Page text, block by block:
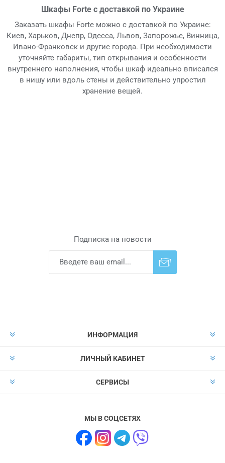
Шкафы Forte с доставкой по Украине
Заказать шкафы Forte можно с доставкой по Украине:
Киев, Харьков, Днепр, Одесса, Львов, Запорожье, Винница,
Ивано-Франковск и другие города. При необходимости
уточняйте габариты, тип открывания и особенности
внутреннего наполнения, чтобы шкаф идеально вписался
в нишу или вдоль стены и действительно упростил
хранение вещей.
Подписка на новости
ИНФОРМАЦИЯ
ЛИЧНЫЙ КАБИНЕТ
СЕРВИСЫ
МЫ В СОЦСЕТЯХ